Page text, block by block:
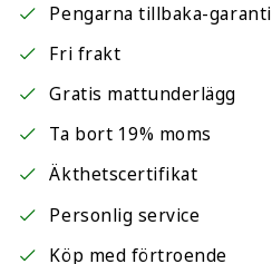
Pengarna tillbaka-garanti
Fri frakt
Gratis mattunderlägg
Ta bort 19% moms
Äkthetscertifikat
Personlig service
Köp med förtroende